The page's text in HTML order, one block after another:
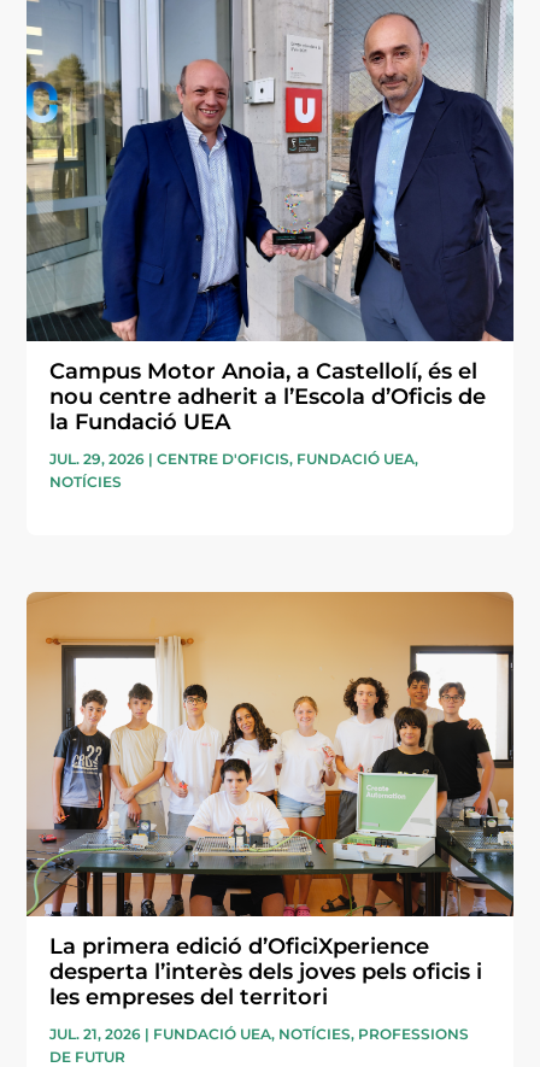
Campus Motor Anoia, a Castellolí, és el
nou centre adherit a l’Escola d’Oficis de
la Fundació UEA
JUL. 29, 2026 |CENTRE D'OFICIS, FUNDACIÓ UEA,
NOTÍCIES
La primera edició d’OficiXperience
desperta l’interès dels joves pels oficis i
les empreses del territori
JUL. 21, 2026 | FUNDACIÓ UEA, NOTÍCIES, PROFESSIONS
DE FUTUR